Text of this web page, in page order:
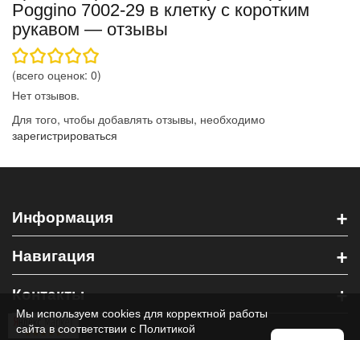
Poggino 7002-29 в клетку с коротким
рукавом — отзывы
(всего оценок: 0)
Нет отзывов.
Для того, чтобы добавлять отзывы, необходимо
зарегистрироваться
Информация +
Навигация +
Контакты +
Мы используем cookies для корректной работы
сайта в соответствии с Политикой